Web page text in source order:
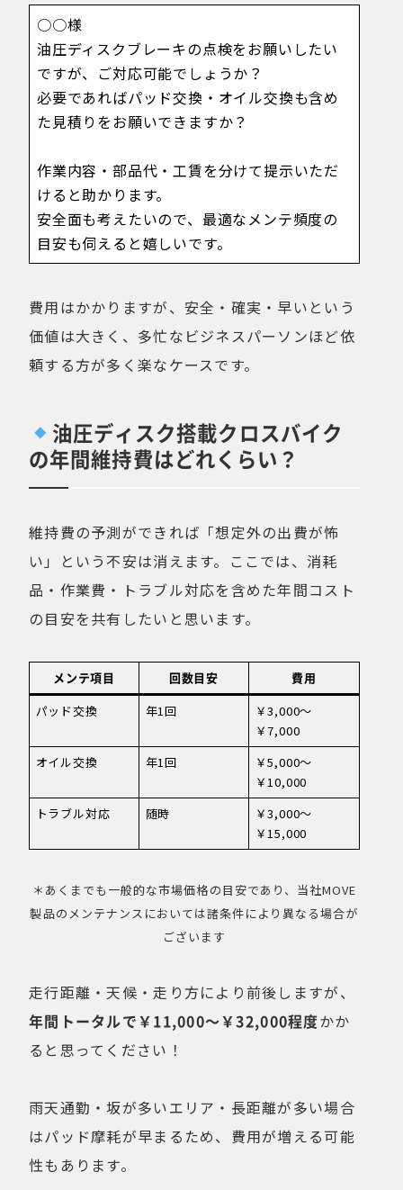
○○様
油圧ディスクブレーキの点検をお願いしたい
ですが、ご対応可能でしょうか？
必要であればパッド交換・オイル交換も含め
た見積りをお願いできますか？
作業内容・部品代・工賃を分けて提示いただ
けると助かります。
安全面も考えたいので、最適なメンテ頻度の
目安も伺えると嬉しいです。
費用はかかりますが、安全・確実・早いという
価値は大きく、多忙なビジネスパーソンほど依
頼する方が多く楽なケースです。
油圧ディスク搭載クロスバイク
の年間維持費はどれくらい？
維持費の予測ができれば「想定外の出費が怖
い」という不安は消えます。ここでは、消耗
品・作業費・トラブル対応を含めた年間コスト
の目安を共有したいと思います。
メンテ項目 回数目安
費用
パッド交換
年1回
￥3,000〜
￥7,000
オイル交換
年1回
￥5,000〜
￥10,000
トラブル対応
随時
￥3,000〜
￥15,000
＊あくまでも一般的な市場価格の目安であり、当社MOVE
製品のメンテナンスにおいては諸条件により異なる場合が
ございます
走行距離・天候・走り方により前後しますが、
年間トータルで￥11,000〜￥32,000程度かか
ると思ってください！
雨天通勤・坂が多いエリア・長距離が多い場合
はパッド摩耗が早まるため、費用が増える可能
性もあります。